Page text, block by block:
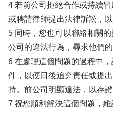
4 若前公司拒絕合作或持續
或聘請律師提出法律訴訟，
5 同時，您也可以聯絡相關
公司的違法行為，尋求他們的
6 在處理這個問題的過程中
件，以便日後追究責任或提
持。前公司明顯違法，以存證
7 祝您順利解決這個問題，